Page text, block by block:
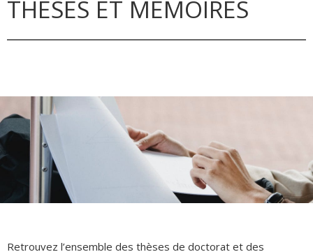
THÈSES ET MÉMOIRES
Retrouvez l’ensemble des thèses de doctorat et des